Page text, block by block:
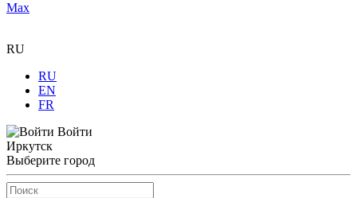
Max
RU
RU
EN
FR
Войти
Иркутск
Выберите город